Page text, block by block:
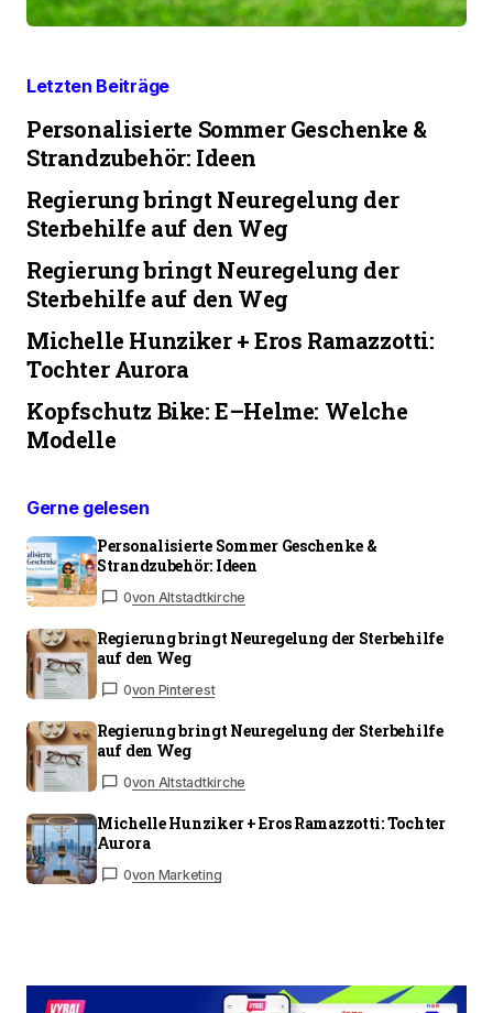
Letzten Beiträge
Personalisierte Sommer Geschenke &
Strandzubehör: Ideen
Regierung bringt Neuregelung der
Sterbehilfe auf den Weg
Regierung bringt Neuregelung der
Sterbehilfe auf den Weg
Michelle Hunziker + Eros Ramazzotti:
Tochter Aurora
Kopfschutz Bike: E–Helme: Welche
Modelle
Gerne gelesen
Personalisierte Sommer Geschenke &
Strandzubehör: Ideen
0von Altstadtkirche
Regierung bringt Neuregelung der Sterbehilfe
auf den Weg
0von Pinterest
Regierung bringt Neuregelung der Sterbehilfe
auf den Weg
0von Altstadtkirche
Michelle Hunziker + Eros Ramazzotti: Tochter
Aurora
0von Marketing